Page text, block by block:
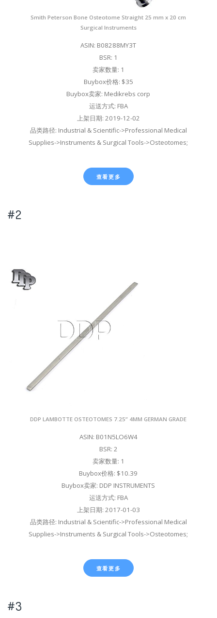
Smith Peterson Bone Osteotome Straight 25 mm x 20 cm
Surgical Instruments
ASIN: B08288MY3T
BSR: 1
卖家数量: 1
Buybox价格: $35
Buybox卖家: Medikrebs corp
运送方式: FBA
上架日期: 2019-12-02
品类路径: Industrial & Scientific->Professional Medical
Supplies->Instruments & Surgical Tools->Osteotomes;
查看更多
#2
DDP LAMBOTTE OSTEOTOMES 7.25” 4MM GERMAN GRADE
ASIN: B01N5LO6W4
BSR: 2
卖家数量: 1
Buybox价格: $10.39
Buybox卖家: DDP INSTRUMENTS
运送方式: FBA
上架日期: 2017-01-03
品类路径: Industrial & Scientific->Professional Medical
Supplies->Instruments & Surgical Tools->Osteotomes;
查看更多
#3